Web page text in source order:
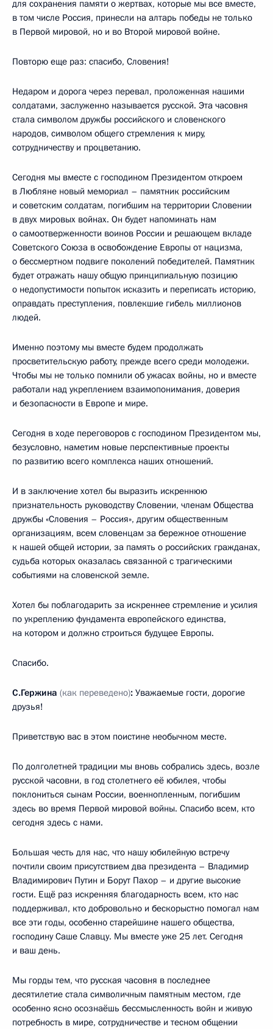
для сохранения памяти о жертвах, которые мы все вместе,
в том числе Россия, принесли на алтарь победы не только
в Первой мировой, но и во Второй мировой войне.
Повторю еще раз: спасибо, Словения!
Недаром и дорога через перевал, проложенная нашими
солдатами, заслуженно называется русской. Эта часовня
стала символом дружбы российского и словенского
народов, символом общего стремления к миру,
сотрудничеству и процветанию.
Сегодня мы вместе с господином Президентом откроем
в Любляне новый мемориал – памятник российским
и советским солдатам, погибшим на территории Словении
в двух мировых войнах. Он будет напоминать нам
о самоотверженности воинов России и решающем вкладе
Советского Союза в освобождение Европы от нацизма,
о бессмертном подвиге поколений победителей. Памятник
будет отражать нашу общую принципиальную позицию
о недопустимости попыток исказить и переписать историю,
оправдать преступления, повлекшие гибель миллионов
людей.
Именно поэтому мы вместе будем продолжать
просветительскую работу, прежде всего среди молодежи.
Чтобы мы не только помнили об ужасах войны, но и вместе
работали над укреплением взаимопонимания, доверия
и безопасности в Европе и мире.
Сегодня в ходе переговоров с господином Президентом мы,
безусловно, наметим новые перспективные проекты
по развитию всего комплекса наших отношений.
И в заключение хотел бы выразить искреннюю
признательность руководству Словении, членам Общества
дружбы «Словения – Россия», другим общественным
организациям, всем словенцам за бережное отношение
к нашей общей истории, за память о российских гражданах,
судьба которых оказалась связанной с трагическими
событиями на словенской земле.
Хотел бы поблагодарить за искреннее стремление и усилия
по укреплению фундамента европейского единства,
на котором и должно строиться будущее Европы.
Спасибо.
С.Гержина (как переведено): Уважаемые гости, дорогие
друзья!
Приветствую вас в этом поистине необычном месте.
По долголетней традиции мы вновь собрались здесь, возле
русской часовни, в год столетнего её юбилея, чтобы
поклониться сынам России, военнопленным, погибшим
здесь во время Первой мировой войны. Спасибо всем, кто
сегодня здесь с нами.
Большая честь для нас, что нашу юбилейную встречу
почтили своим присутствием два президента – Владимир
Владимирович Путин и Борут Пахор – и другие высокие
гости. Ещё раз искренняя благодарность всем, кто нас
поддерживал, кто добровольно и бескорыстно помогал нам
все эти годы, особенно старейшине нашего общества,
господину Саше Славцу. Мы вместе уже 25 лет. Сегодня
и ваш день.
Мы горды тем, что русская часовня в последнее
десятилетие стала символичным памятным местом, где
особенно ясно осознаёшь бессмысленность войн и живую
потребность в мире, сотрудничестве и тесном общении